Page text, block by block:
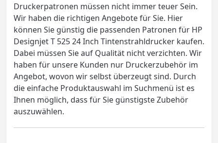
Druckerpatronen müssen nicht immer teuer Sein.
Wir haben die richtigen Angebote für Sie. Hier
können Sie günstig die passenden Patronen für HP
Designjet T 525 24 Inch Tintenstrahldrucker kaufen.
Dabei müssen Sie auf Qualität nicht verzichten. Wir
haben für unsere Kunden nur Druckerzubehör im
Angebot, wovon wir selbst überzeugt sind. Durch
die einfache Produktauswahl im Suchmenü ist es
Ihnen möglich, dass für Sie günstigste Zubehör
auszuwählen.